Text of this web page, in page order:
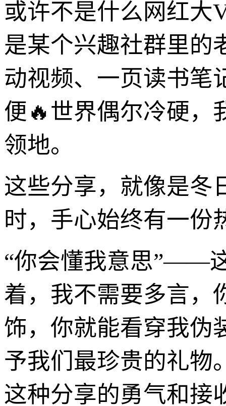
或许不是什么网红大
是某个兴趣社群里的
动视频、一页读书笔
便🔥世界偶尔冷硬，
领地。
这些分享，就像是冬
时，手心始终有一份
“你会懂我意思”——
着，我不需要多言，
饰，你就能看穿我伪
予我们最珍贵的礼物
这种分享的勇气和接